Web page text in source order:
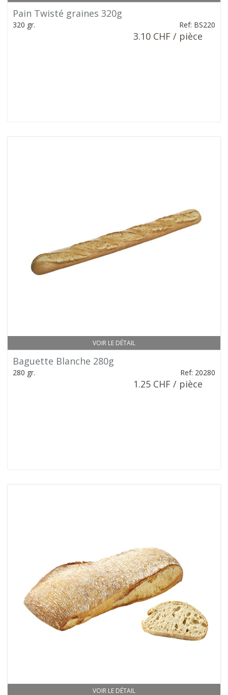
Pain Twisté graines 320g
320 gr. Ref: BS220
3.10 CHF / pièce
VOIR LE DÉTAIL
Baguette Blanche 280g
280 gr. Ref: 20280
1.25 CHF / pièce
VOIR LE DÉTAIL